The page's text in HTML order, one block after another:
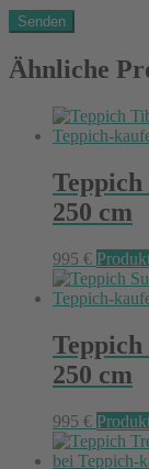
Ähnliche
250 cm
995 €
Teppich
250 cm
995 €